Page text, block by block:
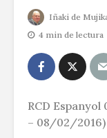
Iñaki de
4 min de lectura
RCD Espanyol
– 08/02/2016)